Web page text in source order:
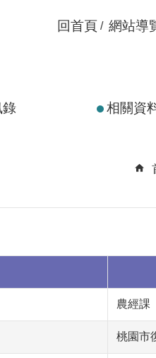
回首頁 網站導
相關資
農經課
桃園市